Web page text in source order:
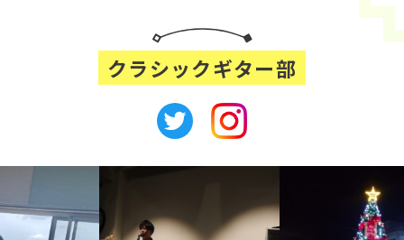
クラシックギター部